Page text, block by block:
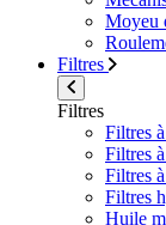
Moyeu
Filtres
Filtres
Filtres
Filtres
Filtres
Filtres
Huile